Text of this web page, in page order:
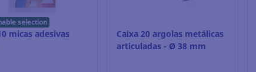
selection
micas adesivas
Caixa 20 argolas metálicas
articuladas - Ø 38 mm